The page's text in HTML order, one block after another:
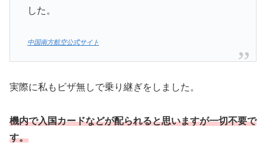
した。
中国南方航空公式サイト
実際に私もビザ無しで乗り継ぎをしました。
機内で入国カードなどが配られると思いますが一切不要で
す。